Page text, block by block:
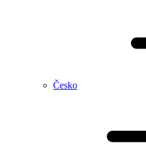
Česko